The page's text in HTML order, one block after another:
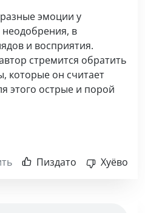
эмоции у
неодобрения, в
и восприятия.
стремится обратить
которые он считает
этого острые и порой
Пиздато Хуёво